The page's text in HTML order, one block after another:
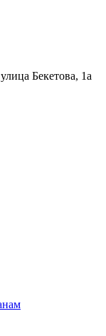
Бекетова, 1а